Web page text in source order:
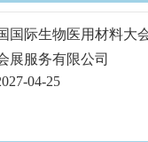
国际生物医用材料大
展服务有限公司
04-25